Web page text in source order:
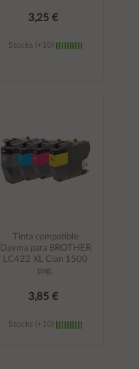
3,25 €
Stocks (+10)
Tinta compatible
Dayma para BROTHER
LC422 XL Cian 1500
pag.
3,85 €
Stocks (+10)